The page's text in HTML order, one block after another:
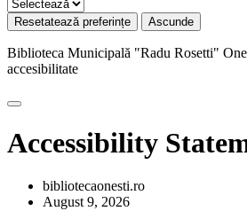
Resetatează preferințe Ascunde
Biblioteca Municipală "Radu Rosetti"
accesibilitate
Accessibility
bibliotecaonesti.ro
August 9, 2026